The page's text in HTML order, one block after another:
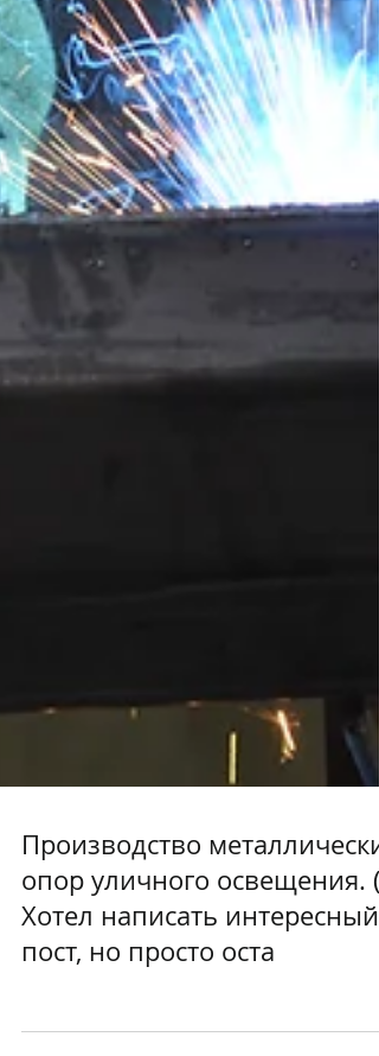
Производство
опор уличного освещения. (
Хотел написать интересный